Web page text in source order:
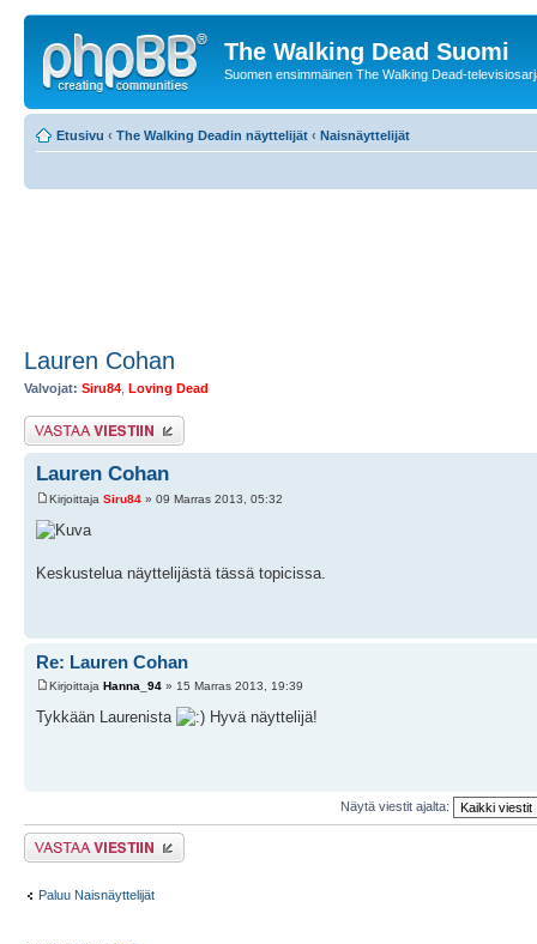
The Walking Dead Suomi
Suomen ensimmäinen The Walking Dead-
Etusivu ‹ The Walking Deadin näyttelijät ‹ Naisnäyttelijät
Lauren Cohan
Valvojat: Siru84 Loving Dead
Lähetä vastaus
Lauren Cohan
Kirjoittaja Siru84 » 09 Marras 2013, 05:32
Keskustelua näyttelijästä tässä topicissa.
Re: Lauren Cohan
Kirjoittaja Hanna_94 » 15 Marras 2013, 19:39
Tykkään Laurenista Hyvä näyttelijä!
Näytä viestit ajalta:
Lähetä vastaus
Paluu Naisnäyttelijät